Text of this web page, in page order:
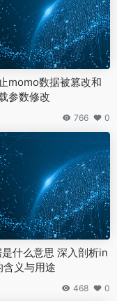
momo数据被篡改和
参数修改
766 0
什么意思 深入剖析in
含义与用途
468 0